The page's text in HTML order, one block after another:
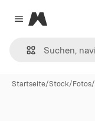
Close menu
Magnific
Startseite/Stock/Fotos/